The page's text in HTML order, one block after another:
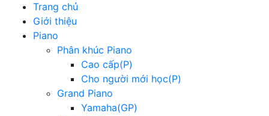
Trang chủ
Giới thiệu
Piano
Phân khúc Piano
Cao cấp(P)
Cho người mới học(P)
Grand Piano
Yamaha(GP)